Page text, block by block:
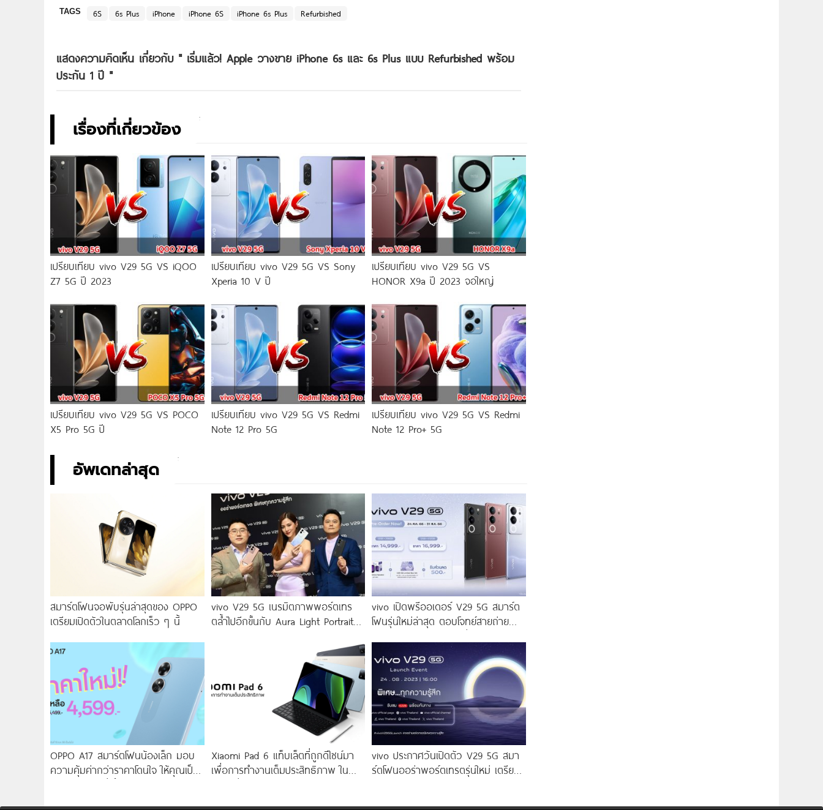
TAGS 6S 6s Plus iPhone iPhone 6S iPhone 6s Plus Refurbished
แสดงความคิดเห็น เกี่ยวกับ " เริ่มแล้ว! Apple วางขาย iPhone 6s และ 6s Plus แบบ Refurbished พร้อม
ประกัน 1 ปี "
เรื่องที่เกี่ยวข้อง
เปรียบเทียบ vivo V29 5G VS iQOO
Z7 5G ปี 2023
เปรียบเทียบ vivo V29 5G VS Sony
Xperia 10 V ปี
เปรียบเทียบ vivo V29 5G VS
HONOR X9a ปี 2023 จอใหญ่
เปรียบเทียบ vivo V29 5G VS POCO
X5 Pro 5G ปี
เปรียบเทียบ vivo V29 5G VS Redmi
Note 12 Pro 5G
เปรียบเทียบ vivo V29 5G VS Redmi
Note 12 Pro+ 5G
อัพเดทล่าสุด
สมาร์ตโฟนจอพับรุ่นล่าสุดของ OPPO
เตรียมเปิดตัวในตลาดโลกเร็ว ๆ นี้
vivo V29 5G เนรมิตภาพพอร์ตเทร
ตล้ำไปอีกขั้นกับ Aura Light Portrait
vivo เปิดพรีออเดอร์ V29 5G สมาร์ต
โฟนรุ่นใหม่ล่าสุด ตอบโจทย์สายถ่าย
14,999 บาท จัดเต็มกับโปรโมชันพิเศษ
ก่อนใคร
OPPO A17 สมาร์ตโฟนน้องเล็ก มอบ
ความคุ้มค่ากว่าราคาโดนใจ ให้คุณเป็น
Xiaomi Pad 6 แท็บเล็ตที่ถูกดีไซน์มา
เพื่อการทำงานเต็มประสิทธิภาพ ใน
vivo ประกาศวันเปิดตัว V29 5G สมา
ร์ตโฟนออร่าพอร์ตเทรตรุ่นใหม่ เตรียม